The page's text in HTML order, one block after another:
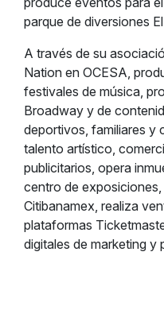
parque de diversiones
A través de su
Nation en OCESA,
festivales de música,
Broadway y de
deportivos, familiares y
talento artístico,
publicitarios, opera
centro de
Citibanamex, realiza
plataformas
digitales de marketing y